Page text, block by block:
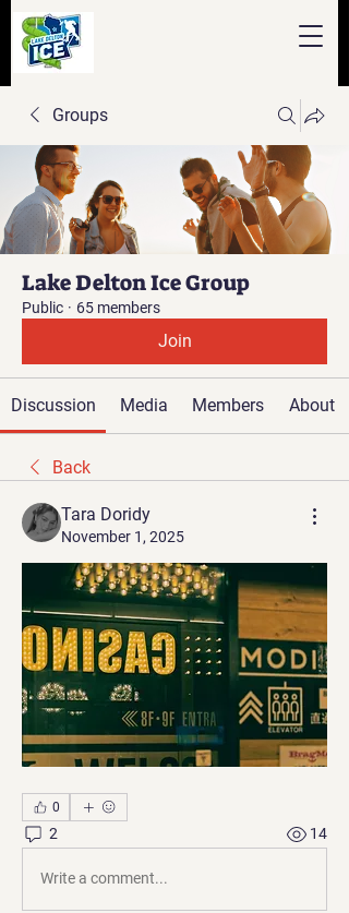
Groups
Lake Delton Ice Group
Public · 65 members
Join
Discussion Media Members About
Back
Tara Doridy
November 1, 2025
0
2 14
Write a comment...